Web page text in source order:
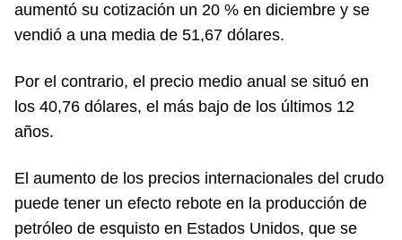
aumentó su cotización un 20 % en diciembre y se
vendió a una media de 51,67 dólares.
Por el contrario, el precio medio anual se situó en
los 40,76 dólares, el más bajo de los últimos 12
años.
El aumento de los precios internacionales del crudo
puede tener un efecto rebote en la producción de
petróleo de esquisto en Estados Unidos, que se